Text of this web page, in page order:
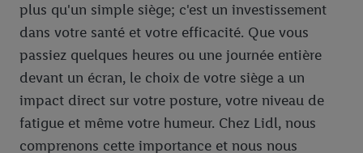
plus qu'un simple siège; c'est un investissement
dans votre santé et votre efficacité. Que vous
passiez quelques heures ou une journée entière
devant un écran, le choix de votre siège a un
impact direct sur votre posture, votre niveau de
fatigue et même votre humeur. Chez Lidl, nous
comprenons cette importance et nous nous